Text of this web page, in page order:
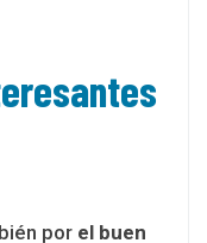
por el buen